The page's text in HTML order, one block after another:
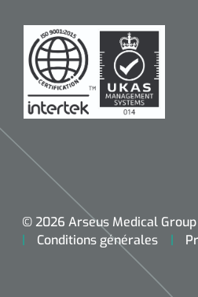
© 2026 Arseus Medical Group
Conditions générales